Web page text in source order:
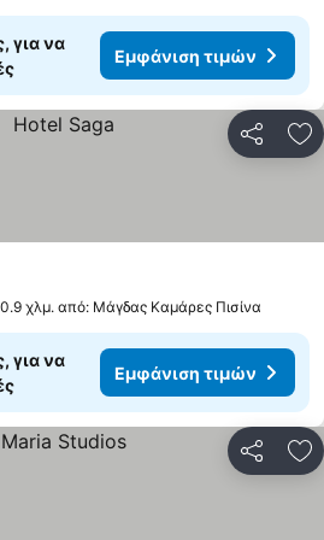
για να
Εμφάνιση τιμών
0.9 χλμ. από: Μάγδας Καμάρες Πισίνα
για να
Εμφάνιση τιμών